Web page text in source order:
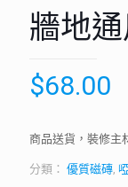
牆地
$68.00
商品送貨，裝修主
分類： 優質磁磚,